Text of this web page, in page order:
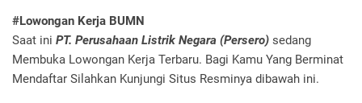
#Lowongan Kerja BUMN
Saat ini PT. Perusahaan Listrik Negara (Persero) sedang
Membuka Lowongan Kerja Terbaru. Bagi Kamu Yang Berminat
Mendaftar Silahkan Kunjungi Situs Resminya dibawah ini.